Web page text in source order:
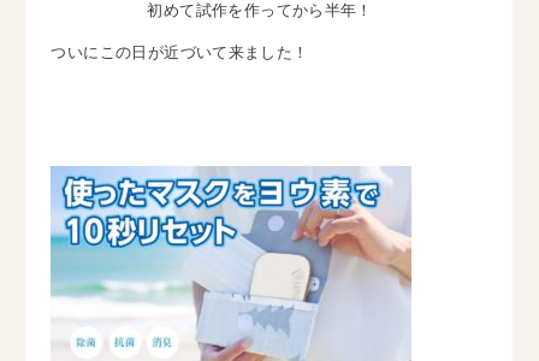
初めて試作を作ってから半年！
ついにこの日が近づいて来ました！